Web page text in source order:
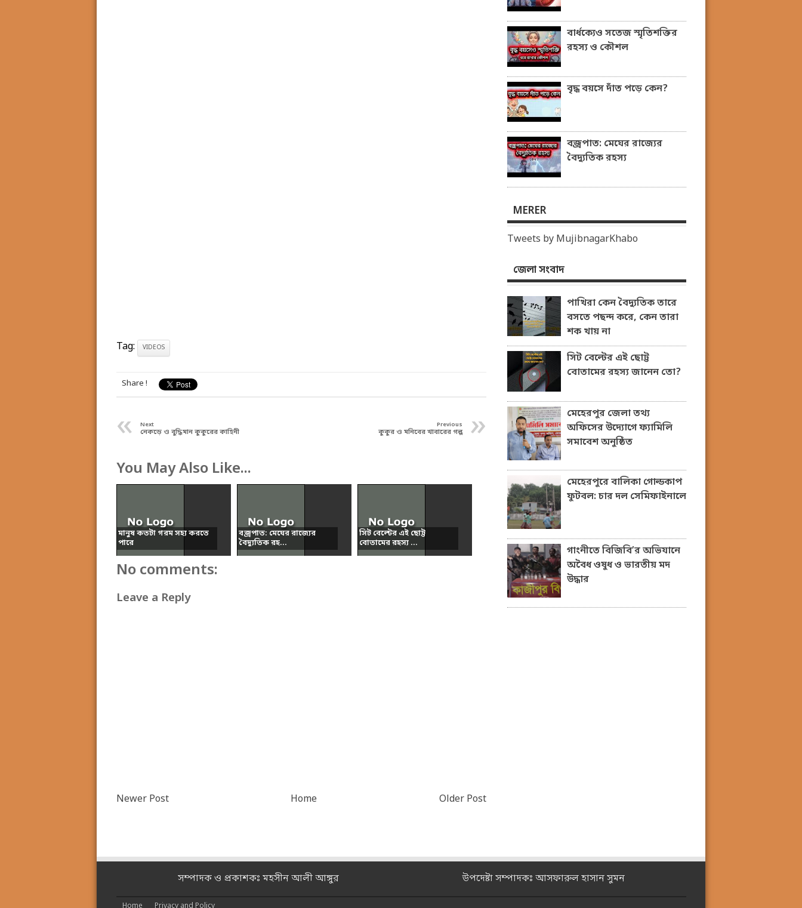
Tag: VIDEOS
Share !
« Next
নেকড়ে ও বুদ্ধিমান কুকুরের কাহিনী »
Previous
কুকুর ও মনিবের খাবারের গল্প
You May Also Like...
মানুষ কতটা গরম সহ্য করতে
পারে
বজ্রপাত: মেঘের রাজ্যের
বৈদ্যুতিক রহ...
সিট বেল্টের এই ছোট্ট
বোতামের রহস্য ...
No comments:
Leave a Reply
Newer Post Older Post
Home
বার্ধক্যেও সতেজ স্মৃতিশক্তির
রহস্য ও কৌশল
বৃদ্ধ বয়সে দাঁত পড়ে কেন?
বজ্রপাত: মেঘের রাজ্যের
বৈদ্যুতিক রহস্য
MERER
Tweets by MujibnagarKhabo
জেলা সংবাদ
পাখিরা কেন বৈদ্যুতিক তারে
বসতে পছন্দ করে, কেন তারা
শক খায় না
সিট বেল্টের এই ছোট্ট
বোতামের রহস্য জানেন তো?
মেহেরপুর জেলা তথ্য
অফিসের উদ্যোগে ফ্যামিলি
সমাবেশ অনুষ্ঠিত
মেহেরপুরে বালিকা গোল্ডকাপ
ফুটবল: চার দল সেমিফাইনালে
গাংনীতে বিজিবি’র অভিযানে
অবৈধ ওষুধ ও ভারতীয় মদ
উদ্ধার
সম্পাদক ও প্রকাশকঃ মহসীন আলী আঙ্গুর উপদেষ্টা সম্পাদকঃ আসফারুল হাসান সুমন